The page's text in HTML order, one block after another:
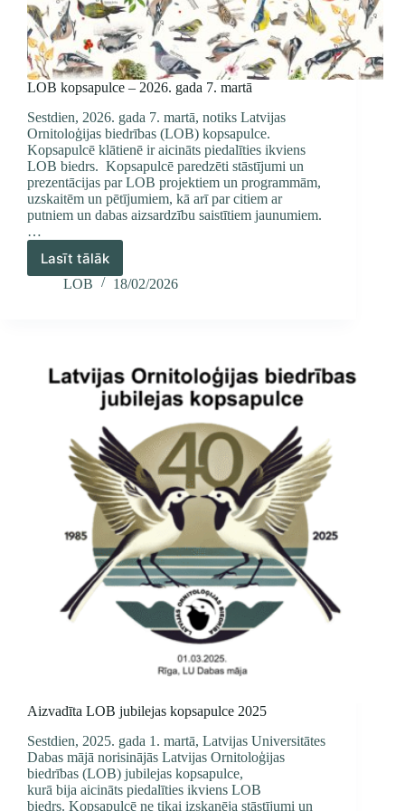
LOB kopsapulce – 2026. gada 7. martā
Sestdien, 2026. gada 7. martā, notiks Latvijas
Ornitoloģijas biedrības (LOB) kopsapulce.
Kopsapulcē klātienē ir aicināts piedalīties ikviens
LOB biedrs. Kopsapulcē paredzēti stāstījumi un
prezentācijas par LOB projektiem un programmām,
uzskaitēm un pētījumiem, kā arī par citiem ar
putniem un dabas aizsardzību saistītiem jaunumiem.
…
Lasīt tālāk
LOB
kopsapulce
martā
LOB 18/02/2026
Aizvadīta LOB jubilejas kopsapulce 2025
Sestdien, 2025. gada 1. martā, Latvijas Universitātes
Dabas mājā norisinājās Latvijas Ornitoloģijas
biedrības (LOB) jubilejas kopsapulce,
kurā bija aicināts piedalīties ikviens LOB
biedrs. Kopsapulcē ne tikai izskanēja stāstījumi un